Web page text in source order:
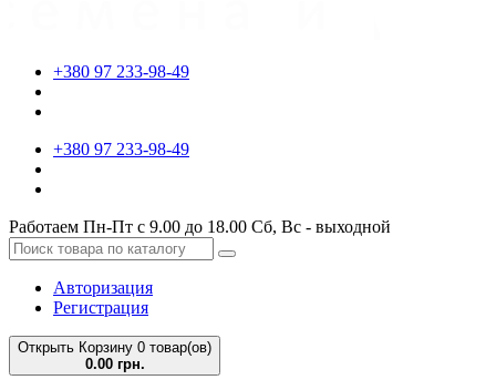
+380 97 233-98-49
+380 97 233-98-49
Работаем Пн-Пт с 9.00 до 18.00 Сб, Вс - выходной
Авторизация
Регистрация
Открыть Корзину 0 товар(ов)
0.00 грн.